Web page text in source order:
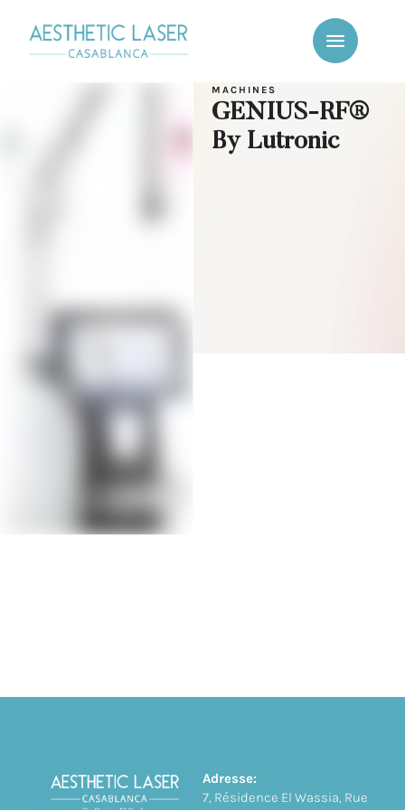
MACHINES
GENIUS-RF®
By Lutronic
Adresse:
7, Résidence El Wassia, Rue